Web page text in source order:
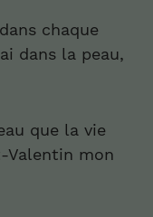
chaque
dans la peau,
que la vie
Valentin mon